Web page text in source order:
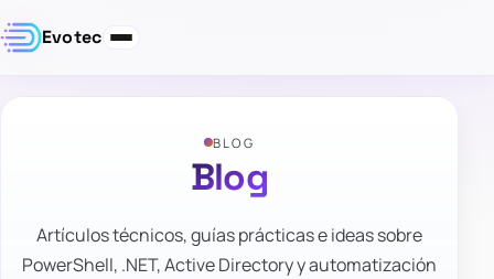
Evotec
BLOG
Blog
Artículos técnicos, guías prácticas e ideas sobre
PowerShell, .NET, Active Directory y automatización